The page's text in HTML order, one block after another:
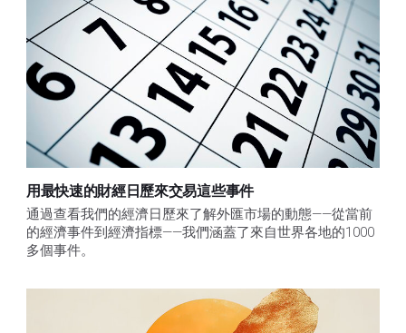
用最快速的財經日歷來交易這些事件
通過查看我們的經濟日歷來了解外匯市場的動態——從當前
的經濟事件到經濟指標——我們涵蓋了來自世界各地的1000
多個事件。